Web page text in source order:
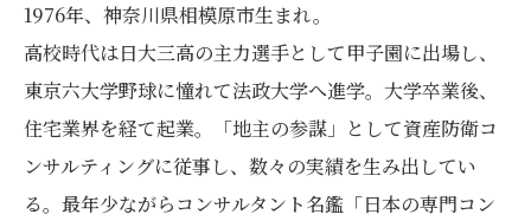
1976年、神奈川県相模原市生まれ。
高校時代は日大三高の主力選手として甲子園に出場し、
東京六大学野球に憧れて法政大学へ進学。大学卒業後、
住宅業界を経て起業。「地主の参謀」として資産防衛コ
ンサルティングに従事し、数々の実績を生み出してい
る。最年少ながらコンサルタント名鑑「日本の専門コン